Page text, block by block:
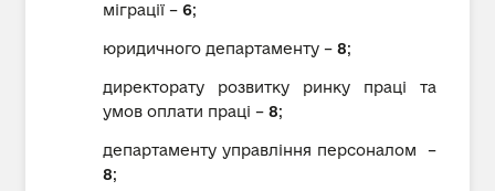
міграції – 6;
юридичного департаменту – 8;
директорату розвитку ринку праці та
умов оплати праці – 8;
департаменту управління персоналом –
8;